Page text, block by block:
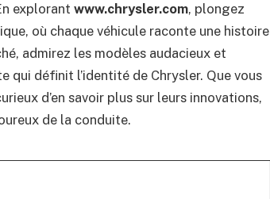
explorant www.chrysler.com, plongez
où chaque véhicule raconte une histoire
admirez les modèles audacieux et
qui définit l’identité de Chrysler. Que vous
d’en savoir plus sur leurs innovations,
de la conduite.